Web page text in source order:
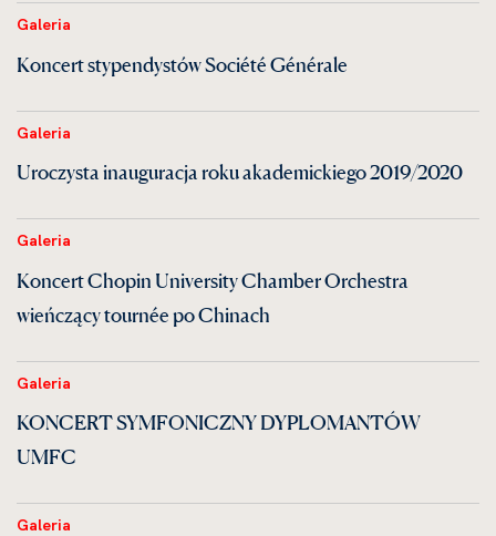
Galeria
Koncert stypendystów Société Générale
Galeria
Uroczysta inauguracja roku akademickiego 2019/2020
Galeria
Koncert Chopin University Chamber Orchestra
wieńczący tournée po Chinach
Galeria
KONCERT SYMFONICZNY DYPLOMANTÓW
UMFC
Galeria